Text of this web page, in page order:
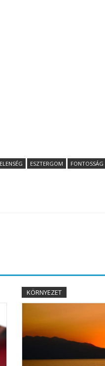
ESZTERGOM FONTOSSÁG
KÖRNYEZET